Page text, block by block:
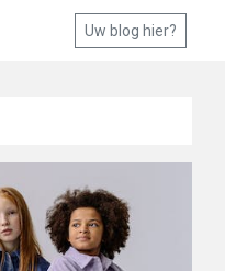
Uw blog hier?